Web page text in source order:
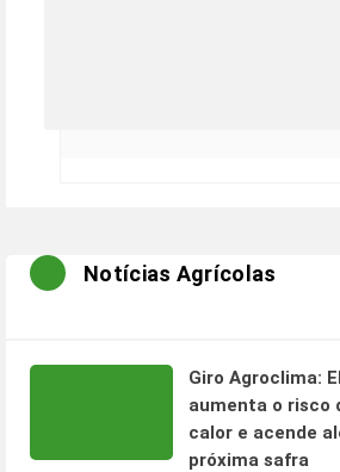
Notícias Agrícolas
Giro Agroclima:
aumenta o risco
calor e acende
próxima safra